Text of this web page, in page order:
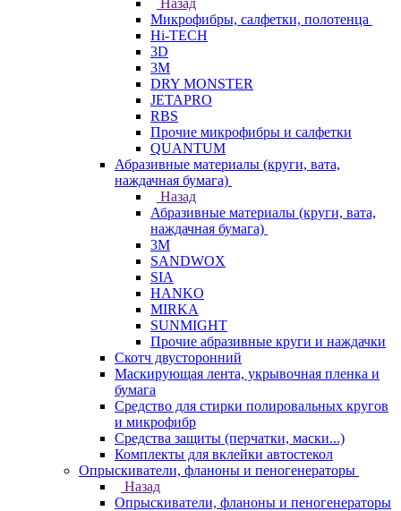
Назад
Микрофибры, салфетки, полотенца
Hi-TECH
3D
3М
DRY MONSTER
JETAPRO
RBS
Прочие микрофибры и салфетки
QUANTUM
Абразивные материалы (круги, вата,
наждачная бумага)
Назад
Абразивные материалы (круги, вата,
наждачная бумага)
3М
SANDWOX
SIA
HANKO
MIRKA
SUNMIGHT
Прочие абразивные круги и наждачки
Скотч двусторонний
Маскирующая лента, укрывочная пленка и
бумага
Средство для стирки полировальных кругов
и микрофибр
Средства защиты (перчатки, маски...)
Комплекты для вклейки автостекол
Опрыскиватели, фланоны и пеногенераторы
Назад
Опрыскиватели, фланоны и пеногенераторы